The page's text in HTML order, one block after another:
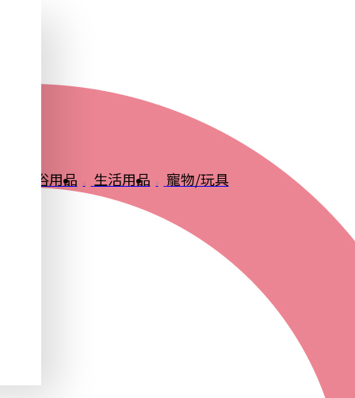
衛浴用品 生活用品 寵物/玩具